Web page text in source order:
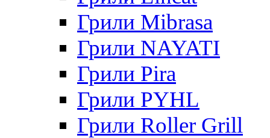
Грили Mibrasa
Грили NAYATI
Грили Pira
Грили PYHL
Грили Roller Grill